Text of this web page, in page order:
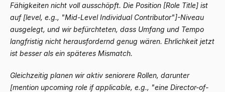
Fähigkeiten nicht voll ausschöpft. Die Position [Role Title] ist
auf [level, e.g., "Mid-Level Individual Contributor"]-Niveau
ausgelegt, und wir befürchteten, dass Umfang und Tempo
langfristig nicht herausfordernd genug wären. Ehrlichkeit jetzt
ist besser als ein späteres Mismatch.
Gleichzeitig planen wir aktiv seniorere Rollen, darunter
[mention upcoming role if applicable, e.g., "eine Director-of-